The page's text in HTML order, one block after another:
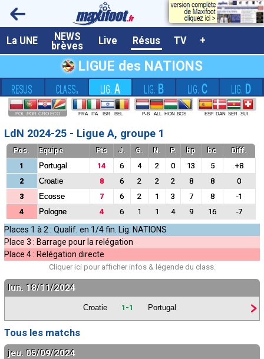
La UNE NEWS
brèves Live Résus TV +
LIGUE des NATIONS
RESUS CLASS. LIG. A LIG. B LIG. C LIG. D
POL POR CRO ECO FRA ITA ISR BEL P-B ALL HON BOS ESP DAN SER SUI
LdN 2024-25 - Ligue A, groupe 1
Pos. Equipe Pts J. G. N. P. bp bc
Diff.
1
Portugal 14 6 4 2 0 13 5
+8
2
Croatie 8 6 2 2 2 8 8
0
3
Ecosse 7 6 2 1 3 7 8
-1
4
Pologne 4 6 1 1 4 9 16 -7
Places 1 à 2 : Qualif. en 1/4 fin. Lig. NATIONS
Place 3 : Barrage pour la relégation
Place 4: Relégation directe
Cliquer ici pour afficherinfos & légende du class.
lun. 18/11/2024
Croatie 1-1 Portugal
Tous les matchs
jeu. 05/09/2024
A la UNE
Dernières brèves
Live / Matchs en direct
Résultats et Classements
Programme TV foot
Vidéos
Sondages
Tableau transferts L1
Taille de la police
Paramètrages / Options
Contact / Signaler un bug
Recrutement Maxifoot
Mentions légales
site web Maxifoot.fr